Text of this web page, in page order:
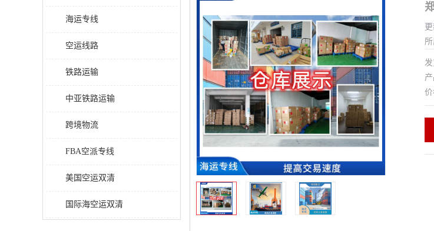
海运专线
空运线路
铁路运输
中亚铁路运输
跨境物流
FBA空派专线
美国空运双清
国际海空运双清
所
价